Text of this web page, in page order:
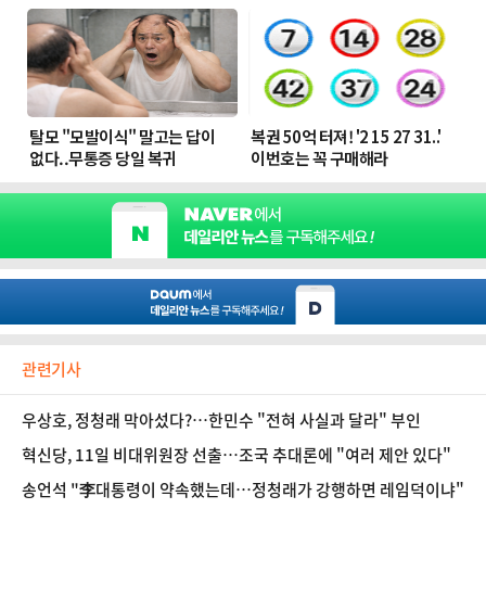
관련기사
우상호, 정청래 막아섰다?…한민수 "전혀 사실과 달라" 부인
혁신당, 11일 비대위원장 선출…조국 추대론에 "여러 제안 있다"
송언석 "李대통령이 약속했는데…정청래가 강행하면 레임덕이냐"